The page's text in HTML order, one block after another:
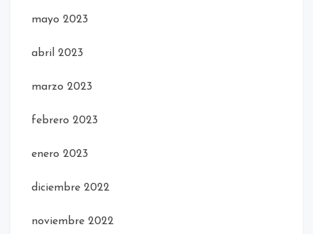
mayo 2023
abril 2023
marzo 2023
febrero 2023
enero 2023
diciembre 2022
noviembre 2022